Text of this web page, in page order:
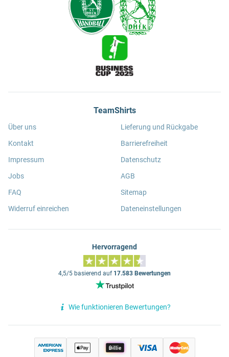
TeamShirts
Über uns
Kontakt
Impressum
Jobs
FAQ
Widerruf einreichen
Lieferung und Rückgabe
Barrierefreiheit
Datenschutz
AGB
Sitemap
Dateneinstellungen
Hervorragend
4,5/5 basierend auf 17.583 Bewertungen
Wie funktionieren Bewertungen?